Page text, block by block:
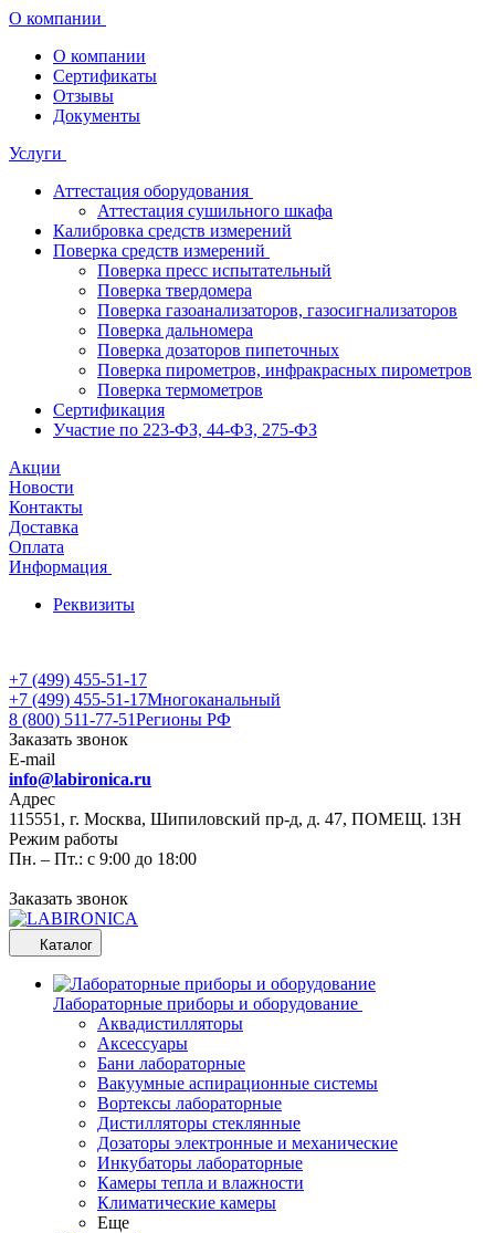
О компании
О компании
Сертификаты
Отзывы
Документы
Услуги
Аттестация оборудования
Аттестация сушильного шкафа
Калибровка средств измерений
Поверка средств измерений
Поверка пресс испытательный
Поверка твердомера
Поверка газоанализаторов, газосигнализаторов
Поверка дальномера
Поверка дозаторов пипеточных
Поверка пирометров, инфракрасных пирометров
Поверка термометров
Сертификация
Участие по 223-ФЗ, 44-ФЗ, 275-ФЗ
Акции
Новости
Контакты
Доставка
Оплата
Информация
Реквизиты
+7 (499) 455-51-17
+7 (499) 455-51-17Многоканальный
8 (800) 511-77-51Регионы РФ
Заказать звонок
E-mail
info@labironica.ru
Адрес
115551, г. Москва, Шипиловский пр-д, д. 47, ПОМЕЩ. 13Н
Режим работы
Пн. – Пт.: с 9:00 до 18:00
Заказать звонок
Каталог
Лабораторные приборы и оборудование
Аквадистилляторы
Аксессуары
Бани лабораторные
Вакуумные аспирационные системы
Вортексы лабораторные
Дистилляторы стеклянные
Дозаторы электронные и механические
Инкубаторы лабораторные
Камеры тепла и влажности
Климатические камеры
Еще